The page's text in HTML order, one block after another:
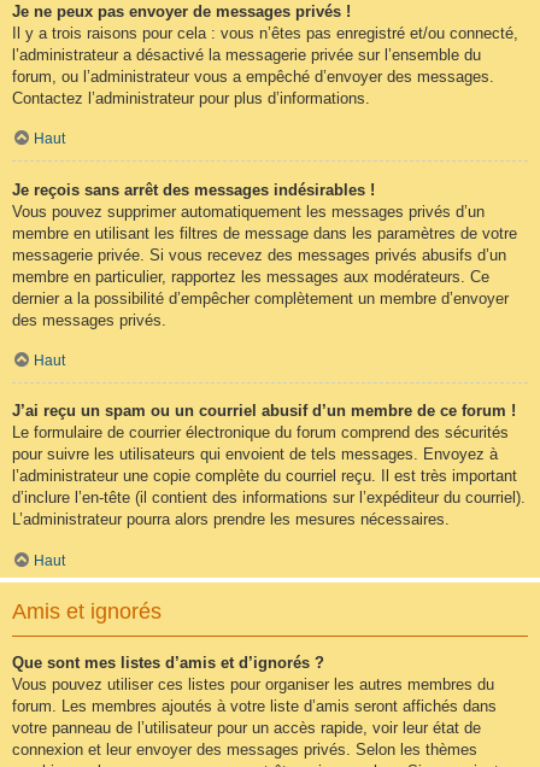
Je ne peux pas envoyer de messages privés !
Il y a trois raisons pour cela : vous n’êtes pas enregistré et/ou connecté,
l’administrateur a désactivé la messagerie privée sur l’ensemble du
forum, ou l’administrateur vous a empêché d’envoyer des messages.
Contactez l’administrateur pour plus d’informations.
Haut
Je reçois sans arrêt des messages indésirables !
Vous pouvez supprimer automatiquement les messages privés d’un
membre en utilisant les filtres de message dans les paramètres de votre
messagerie privée. Si vous recevez des messages privés abusifs d’un
membre en particulier, rapportez les messages aux modérateurs. Ce
dernier a la possibilité d’empêcher complètement un membre d’envoyer
des messages privés.
Haut
J’ai reçu un spam ou un courriel abusif d’un membre de ce forum !
Le formulaire de courrier électronique du forum comprend des sécurités
pour suivre les utilisateurs qui envoient de tels messages. Envoyez à
l’administrateur une copie complète du courriel reçu. Il est très important
d’inclure l’en-tête (il contient des informations sur l’expéditeur du courriel).
L’administrateur pourra alors prendre les mesures nécessaires.
Haut
Amis et ignorés
Que sont mes listes d’amis et d’ignorés ?
Vous pouvez utiliser ces listes pour organiser les autres membres du
forum. Les membres ajoutés à votre liste d’amis seront affichés dans
votre panneau de l’utilisateur pour un accès rapide, voir leur état de
connexion et leur envoyer des messages privés. Selon les thèmes